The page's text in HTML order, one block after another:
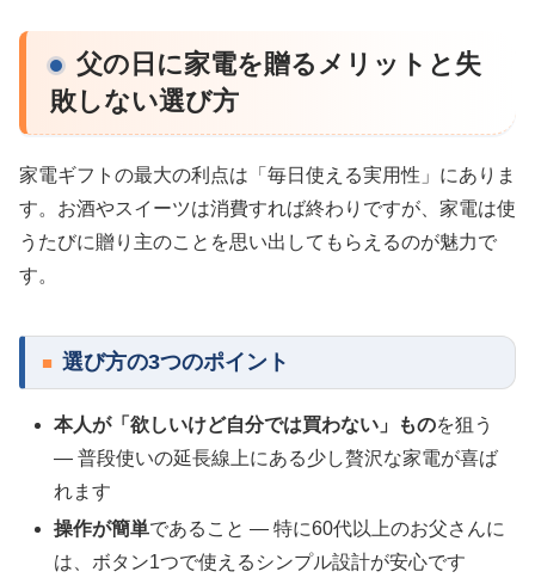
父の日に家電を贈るメリットと失
敗しない選び方
家電ギフトの最大の利点は「毎日使える実用性」にありま
す。お酒やスイーツは消費すれば終わりですが、家電は使
うたびに贈り主のことを思い出してもらえるのが魅力で
す。
選び方の3つのポイント
本人が「欲しいけど自分では買わない」ものを狙う
— 普段使いの延長線上にある少し贅沢な家電が喜ば
れます
操作が簡単であること — 特に60代以上のお父さんに
は、ボタン1つで使えるシンプル設計が安心です